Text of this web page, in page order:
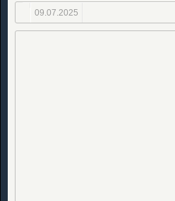
09.07.2025